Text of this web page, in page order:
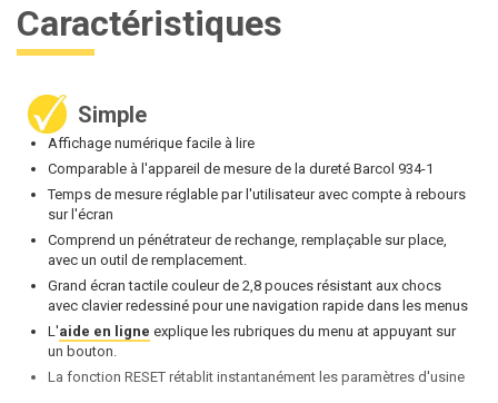
Caractéristiques
Simple
Affichage numérique facile à lire
Comparable à l'appareil de mesure de la dureté Barcol 934-1
Temps de mesure réglable par l'utilisateur avec compte à rebours
sur l'écran
Comprend un pénétrateur de rechange, remplaçable sur place,
avec un outil de remplacement.
Grand écran tactile couleur de 2,8 pouces résistant aux chocs
avec clavier redessiné pour une navigation rapide dans les menus
L'aide en ligne explique les rubriques du menu at appuyant sur
un bouton.
La fonction RESET rétablit instantanément les paramètres d'usine